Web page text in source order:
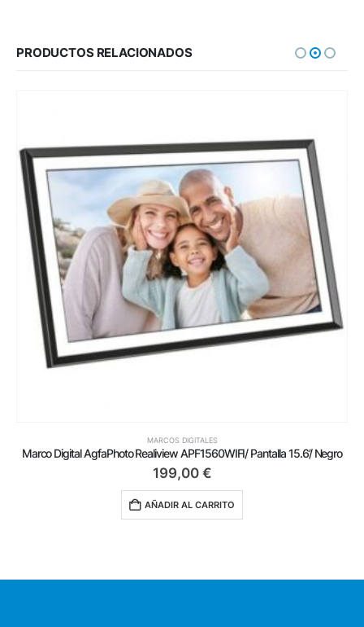
PRODUCTOS RELACIONADOS
MARCOS DIGITALES
Marco Digital AgfaPhoto Realiview APF1560WIFI/ Pantalla 15.6’/ Negro
199,00 €
AÑADIR AL CARRITO